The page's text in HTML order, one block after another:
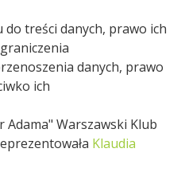
treści danych, prawo ich
danych, prawo
ich
Adama" Warszawski Klub
Klaudia